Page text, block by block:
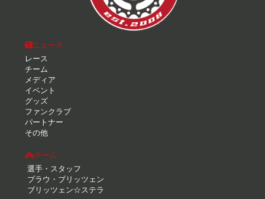
ニュース
レース
チーム
メディア
イベント
グッズ
ファンクラブ
パートナー
その他
チーム
選手・スタッフ
ブラウ・ブリッツェン
ブリッツェン☆ステラ